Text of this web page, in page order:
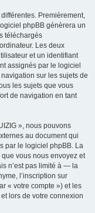
Premièrement,
phpBB génèrera un
téléchargés
Les deux
et un identifiant
assignés par le logiciel
sur les sujets de
les sujets que vous
de navigation en tant
», nous pouvons
au document qui
par le logiciel phpBB. La
vous nous envoyez et
n’est pas limité à — la
l’inscription sur
« votre compte ») et les
lors de votre connexion